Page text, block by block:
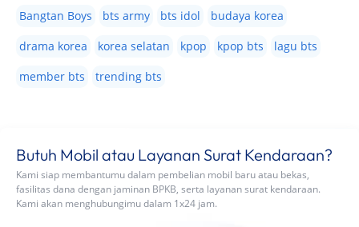
Bangtan Boys bts army bts idol
budaya korea
drama korea
korea selatan kpop kpop bts
lagu bts
member bts
trending bts
Butuh Mobil atau Layanan Surat Kendaraan?
Kami siap membantumu dalam pembelian mobil baru atau bekas,
fasilitas dana dengan jaminan BPKB, serta layanan surat kendaraan.
Kami akan menghubungimu dalam 1x24 jam.